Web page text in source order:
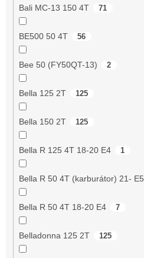
Bali MC-13 150 4T 71
BE500 50 4T 56
Bee 50 (FY50QT-13) 2
Bella 125 2T 125
Bella 150 2T 125
Bella R 125 4T 18-20 E4 1
Bella R 50 4T (karburátor) 21- E5
Bella R 50 4T 18-20 E4 7
Belladonna 125 2T 125